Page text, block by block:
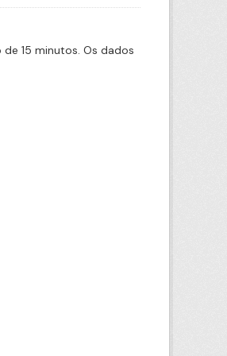
15 minutos. Os dados